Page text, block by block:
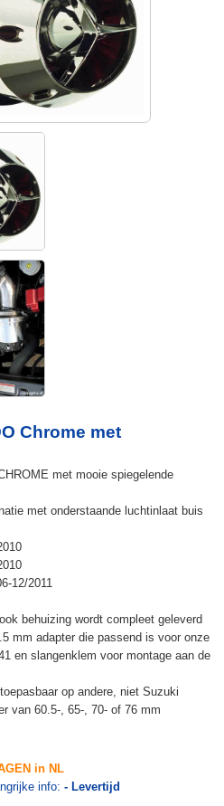
Chrome met
met mooie spiegelende
met onderstaande luchtinlaat buis
12/2011
behuizing wordt compleet geleverd
mm adapter die passend is voor onze
en slangenklem voor montage aan de
op andere, niet Suzuki
van 60.5-, 65-, 70- of 76 mm
in NL
info: - Levertijd